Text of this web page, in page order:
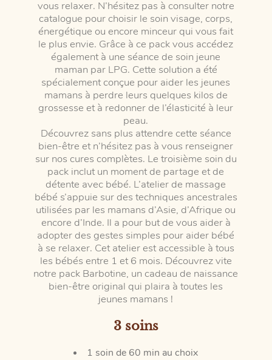
vous relaxer. N’hésitez pas à consulter notre
catalogue pour choisir le soin visage, corps,
énergétique ou encore minceur qui vous fait
le plus envie. Grâce à ce pack vous accédez
également à une séance de soin jeune
maman par LPG. Cette solution a été
spécialement conçue pour aider les jeunes
mamans à perdre leurs quelques kilos de
grossesse et à redonner de l’élasticité à leur
peau.
Découvrez sans plus attendre cette séance
bien-être et n’hésitez pas à vous renseigner
sur nos cures complètes. Le troisième soin du
pack inclut un moment de partage et de
détente avec bébé. L’atelier de massage
bébé s’appuie sur des techniques ancestrales
utilisées par les mamans d’Asie, d’Afrique ou
encore d’Inde. Il a pour but de vous aider à
adopter des gestes simples pour aider bébé
à se relaxer. Cet atelier est accessible à tous
les bébés entre 1 et 6 mois. Découvrez vite
notre pack Barbotine, un cadeau de naissance
bien-être original qui plaira à toutes les
jeunes mamans !
3 soins
1 soin de 60 min au choix